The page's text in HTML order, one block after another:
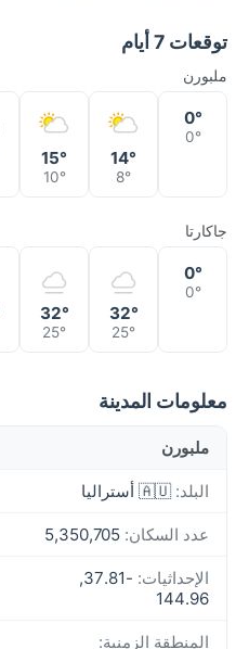
توقعات 7 أيام
ملبورن
0°
0°
14°
8°
15°
10°
جاكارتا
0°
0°
32°
25°
32°
25°
معلومات المدينة
ملبورن
البلد: 🇦🇺 أستراليا
عدد السكان:
الإحداثيات:
-37.81,
144.96
المنطقة الزمنية: